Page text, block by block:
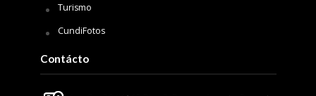
Turismo
CundiFotos
Contácto